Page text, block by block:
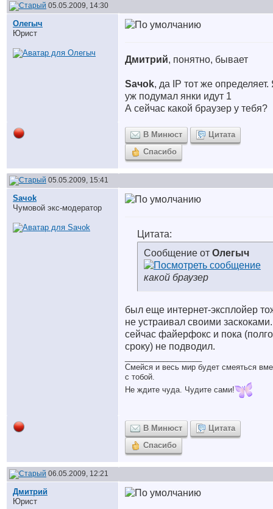
05.05.2009, 14:30
Олегыч
Юрист
Дмитрий, понятно, бывает
Saчok, да IP тот же определяет.
уж подумал янки идут 1
А сейчас какой браузер у тебя?
В Минюст
Цитата
Спасибо
05.05.2009, 15:41
Saчok
Чумовой экс-модератор
Цитата:
Сообщение от Олегыч
какой браузер
был еще интернет-эксплойер
не устраивал своими заскоками.
сейчас файерфокс и пока
сроку) не подводил.
Смейся и весь мир будет смеяться
с тобой.
Не ждите чуда. Чудите сами!
В Минюст
Цитата
Спасибо
06.05.2009, 12:21
Дмитрий
Юрист